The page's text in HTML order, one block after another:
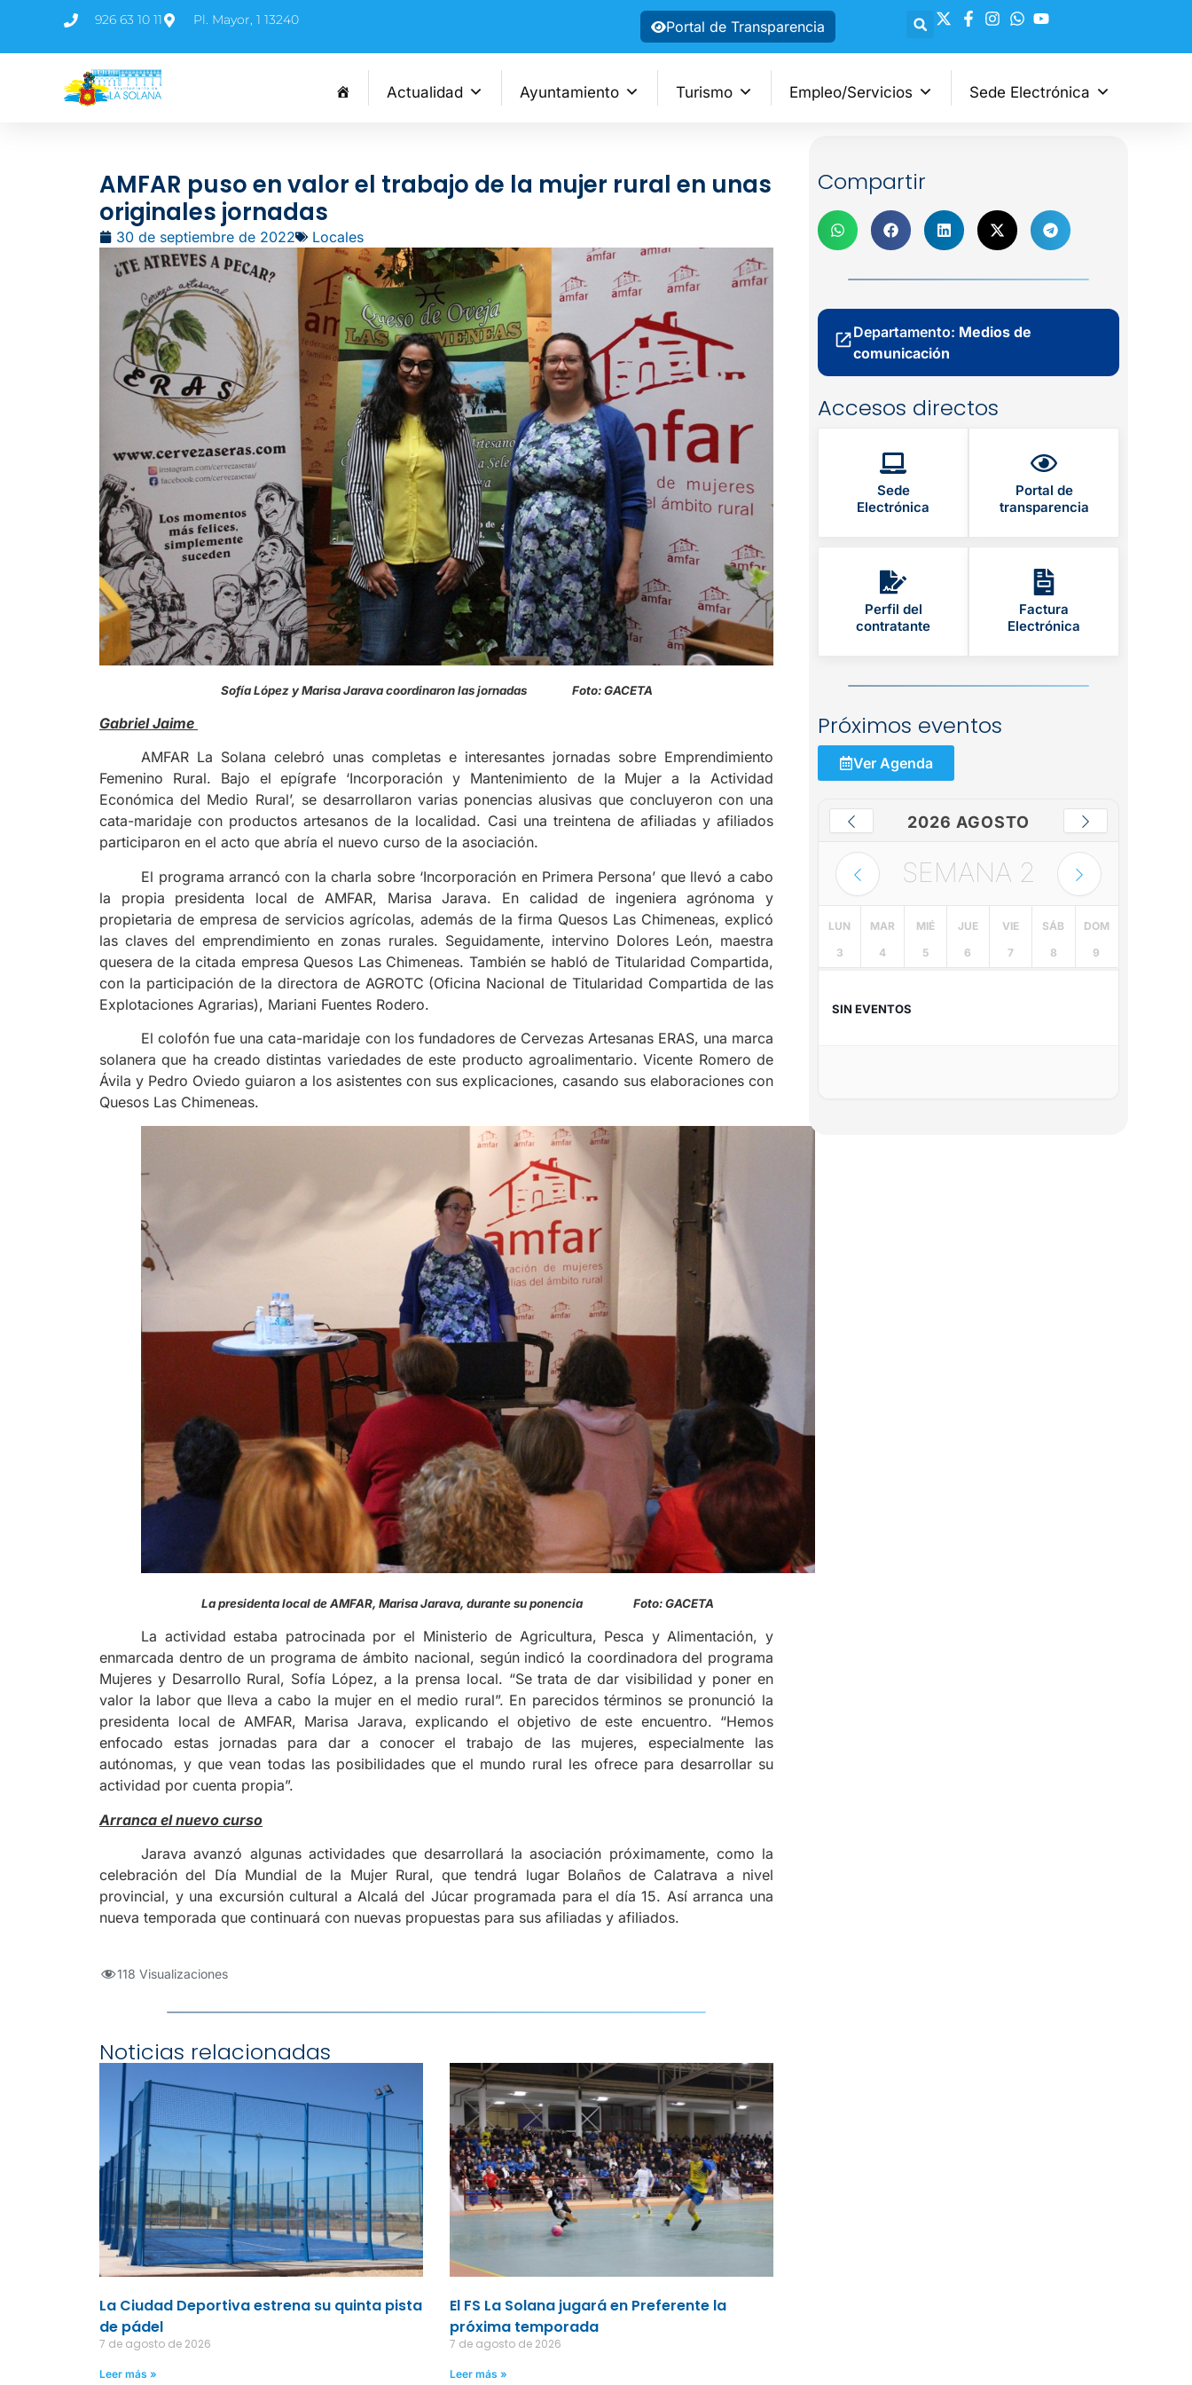
926 63 10 11 Pl. Mayor, 1 13240 Portal de Transparencia
Actualidad Ayuntamiento Turismo Empleo/Servicios Sede Electrónica
AMFAR puso en valor el trabajo de la mujer rural en unas
originales jornadas
30 de septiembre de 2022 Locales
Sofía López y Marisa Jarava coordinaron las jornadas Foto: GACETA
Gabriel Jaime
AMFAR La Solana celebró unas completas e interesantes jornadas sobre Emprendimiento
Femenino Rural. Bajo el epígrafe ‘Incorporación y Mantenimiento de la Mujer a la Actividad
Económica del Medio Rural’, se desarrollaron varias ponencias alusivas que concluyeron con una
cata-maridaje con productos artesanos de la localidad. Casi una treintena de afiliadas y afiliados
participaron en el acto que abría el nuevo curso de la asociación.
El programa arrancó con la charla sobre ‘Incorporación en Primera Persona’ que llevó a cabo
la propia presidenta local de AMFAR, Marisa Jarava. En calidad de ingeniera agrónoma y
propietaria de empresa de servicios agrícolas, además de la firma Quesos Las Chimeneas, explicó
las claves del emprendimiento en zonas rurales. Seguidamente, intervino Dolores León, maestra
quesera de la citada empresa Quesos Las Chimeneas. También se habló de Titularidad Compartida,
con la participación de la directora de AGROTC (Oficina Nacional de Titularidad Compartida de las
Explotaciones Agrarias), Mariani Fuentes Rodero.
El colofón fue una cata-maridaje con los fundadores de Cervezas Artesanas ERAS, una marca
solanera que ha creado distintas variedades de este producto agroalimentario. Vicente Romero de
Ávila y Pedro Oviedo guiaron a los asistentes con sus explicaciones, casando sus elaboraciones con
Quesos Las Chimeneas.
La presidenta local de AMFAR, Marisa Jarava, durante su ponencia Foto: GACETA
La actividad estaba patrocinada por el Ministerio de Agricultura, Pesca y Alimentación, y
enmarcada dentro de un programa de ámbito nacional, según indicó la coordinadora del programa
Mujeres y Desarrollo Rural, Sofía López, a la prensa local. “Se trata de dar visibilidad y poner en
valor la labor que lleva a cabo la mujer en el medio rural”. En parecidos términos se pronunció la
presidenta local de AMFAR, Marisa Jarava, explicando el objetivo de este encuentro. “Hemos
enfocado estas jornadas para dar a conocer el trabajo de las mujeres, especialmente las
autónomas, y que vean todas las posibilidades que el mundo rural les ofrece para desarrollar su
actividad por cuenta propia”.
Arranca el nuevo curso
Jarava avanzó algunas actividades que desarrollará la asociación próximamente, como la
celebración del Día Mundial de la Mujer Rural, que tendrá lugar Bolaños de Calatrava a nivel
provincial, y una excursión cultural a Alcalá del Júcar programada para el día 15. Así arranca una
nueva temporada que continuará con nuevas propuestas para sus afiliadas y afiliados.
118 Visualizaciones
Noticias relacionadas
La Ciudad Deportiva estrena su quinta pista
de pádel
7 de agosto de 2026
Leer más »
El FS La Solana jugará en Preferente la
próxima temporada
7 de agosto de 2026
Leer más »
Compartir
Departamento: Medios de
comunicación
Accesos directos
Sede
Electrónica
Portal de
transparencia
Perfil del
contratante
Factura
Electrónica
Próximos eventos
Ver Agenda
2026 AGOSTO
SEMANA 2
LUN
3
MAR
4
MIÉ
5
JUE
6
VIE
7
SÁB
8
DOM
9
SIN EVENTOS